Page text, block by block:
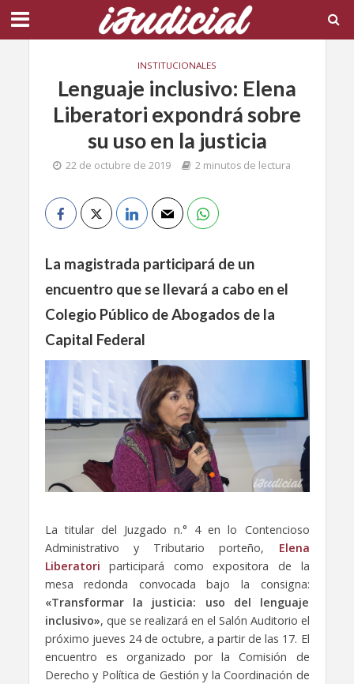
INSTITUCIONALES
Lenguaje inclusivo: Elena
Liberatori expondrá sobre
su uso en la justicia
22 de octubre de 2019 2 minutos de lectura
La magistrada participará de un
encuentro que se llevará a cabo en el
Colegio Público de Abogados de la
Capital Federal
La titular del Juzgado n.° 4 en lo Contencioso
Administrativo y Tributario porteño, Elena
Liberatori participará como expositora de la
mesa redonda convocada bajo la consigna:
«Transformar la justicia: uso del lenguaje
inclusivo», que se realizará en el Salón Auditorio el
próximo jueves 24 de octubre, a partir de las 17. El
encuentro es organizado por la Comisión de
Derecho y Política de Gestión y la Coordinación de